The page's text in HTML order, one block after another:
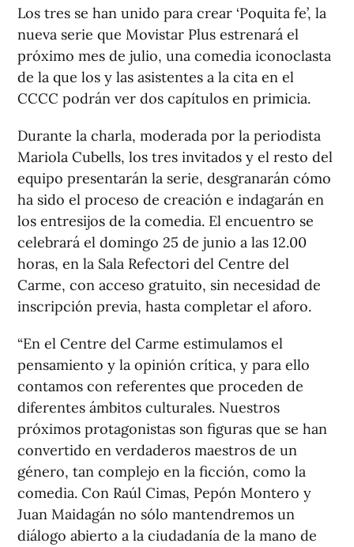
Los tres se han unido para crear ‘Poquita fe’, la
nueva serie que Movistar Plus estrenará el
próximo mes de julio, una comedia iconoclasta
de la que los y las asistentes a la cita en el
CCCC podrán ver dos capítulos en primicia.
Durante la charla, moderada por la periodista
Mariola Cubells, los tres invitados y el resto del
equipo presentarán la serie, desgranarán cómo
ha sido el proceso de creación e indagarán en
los entresijos de la comedia. El encuentro se
celebrará el domingo 25 de junio a las 12.00
horas, en la Sala Refectori del Centre del
Carme, con acceso gratuito, sin necesidad de
inscripción previa, hasta completar el aforo.
“En el Centre del Carme estimulamos el
pensamiento y la opinión crítica, y para ello
contamos con referentes que proceden de
diferentes ámbitos culturales. Nuestros
próximos protagonistas son figuras que se han
convertido en verdaderos maestros de un
género, tan complejo en la ficción, como la
comedia. Con Raúl Cimas, Pepón Montero y
Juan Maidagán no sólo mantendremos un
diálogo abierto a la ciudadanía de la mano de